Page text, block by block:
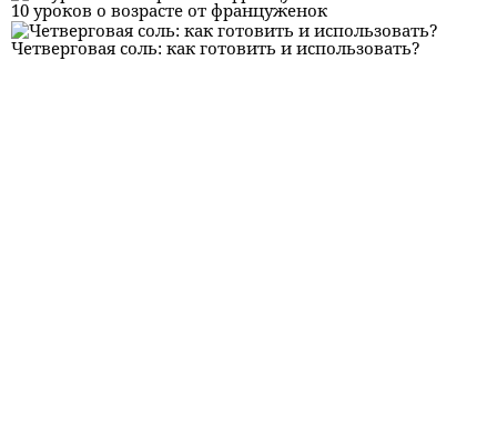
10 уроков о возрасте от француженок
Четверговая соль: как готовить и использовать?